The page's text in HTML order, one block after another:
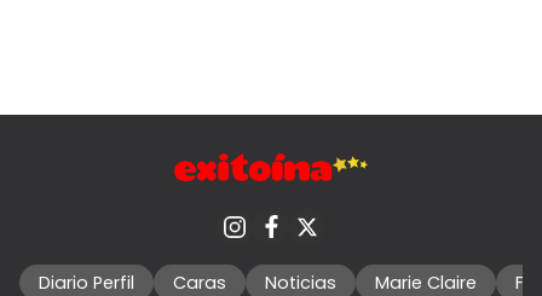
Diario Perfil Caras Noticias Marie Claire